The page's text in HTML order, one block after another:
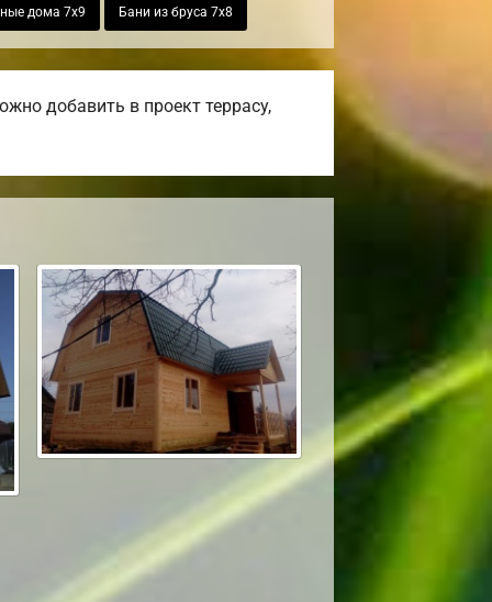
дома 7х9 Бани из бруса 7х8
добавить в проект террасу,